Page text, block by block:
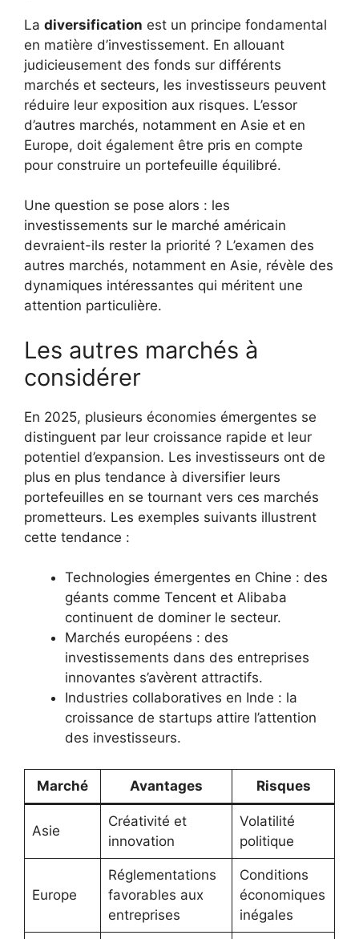
La diversification est un principe fondamental
en matière d’investissement. En allouant
judicieusement des fonds sur différents
marchés et secteurs, les investisseurs peuvent
réduire leur exposition aux risques. L’essor
d’autres marchés, notamment en Asie et en
Europe, doit également être pris en compte
pour construire un portefeuille équilibré.
Une question se pose alors : les
investissements sur le marché américain
devraient-ils rester la priorité ? L’examen des
autres marchés, notamment en Asie, révèle des
dynamiques intéressantes qui méritent une
attention particulière.
Les autres marchés à
considérer
En 2025, plusieurs économies émergentes se
distinguent par leur croissance rapide et leur
potentiel d’expansion. Les investisseurs ont de
plus en plus tendance à diversifier leurs
portefeuilles en se tournant vers ces marchés
prometteurs. Les exemples suivants illustrent
cette tendance :
Technologies émergentes en Chine : des
géants comme Tencent et Alibaba
continuent de dominer le secteur.
Marchés européens : des
investissements dans des entreprises
innovantes s’avèrent attractifs.
Industries collaboratives en Inde : la
croissance de startups attire l’attention
des investisseurs.
Marché Avantages Risques
Asie
Créativité et
innovation
Volatilité
politique
Europe
Réglementations
favorables aux
entreprises
Conditions
économiques
inégales